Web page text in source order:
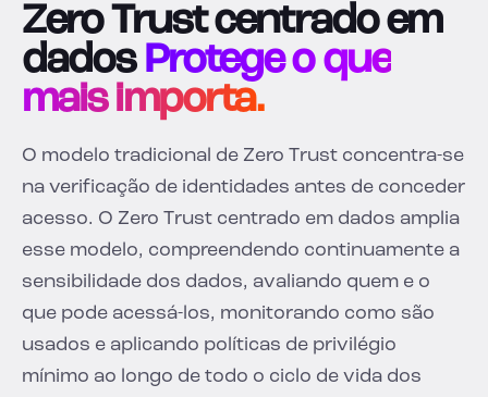
Zero Trust centrado em
dados Protege o que
mais importa.
O modelo tradicional de Zero Trust concentra-se
na verificação de identidades antes de conceder
acesso. O Zero Trust centrado em dados amplia
esse modelo, compreendendo continuamente a
sensibilidade dos dados, avaliando quem e o
que pode acessá-los, monitorando como são
usados e aplicando políticas de privilégio
mínimo ao longo de todo o ciclo de vida dos